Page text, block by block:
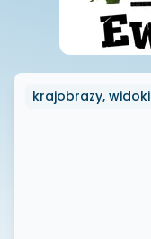
krajobrazy, widoki